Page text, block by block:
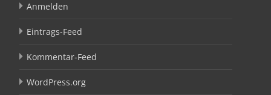
Anmelden
Eintrags-Feed
Kommentar-Feed
WordPress.org